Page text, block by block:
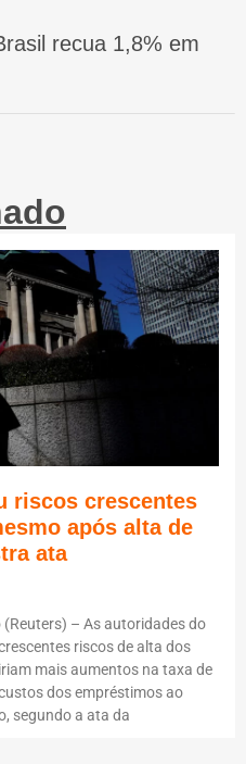
recua 1,8% em
riscos crescentes
após alta de
ata
(Reuters) – As autoridades do
riscos de alta dos
mais aumentos na taxa de
dos empréstimos ao
segundo a ata da